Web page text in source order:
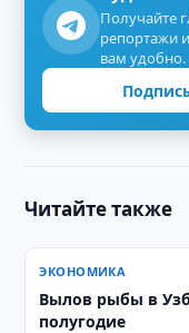
Получайте
репортажи
вам удобно.
Читайте также
ЭКОНОМИКА
Вылов рыбы в
полугодие